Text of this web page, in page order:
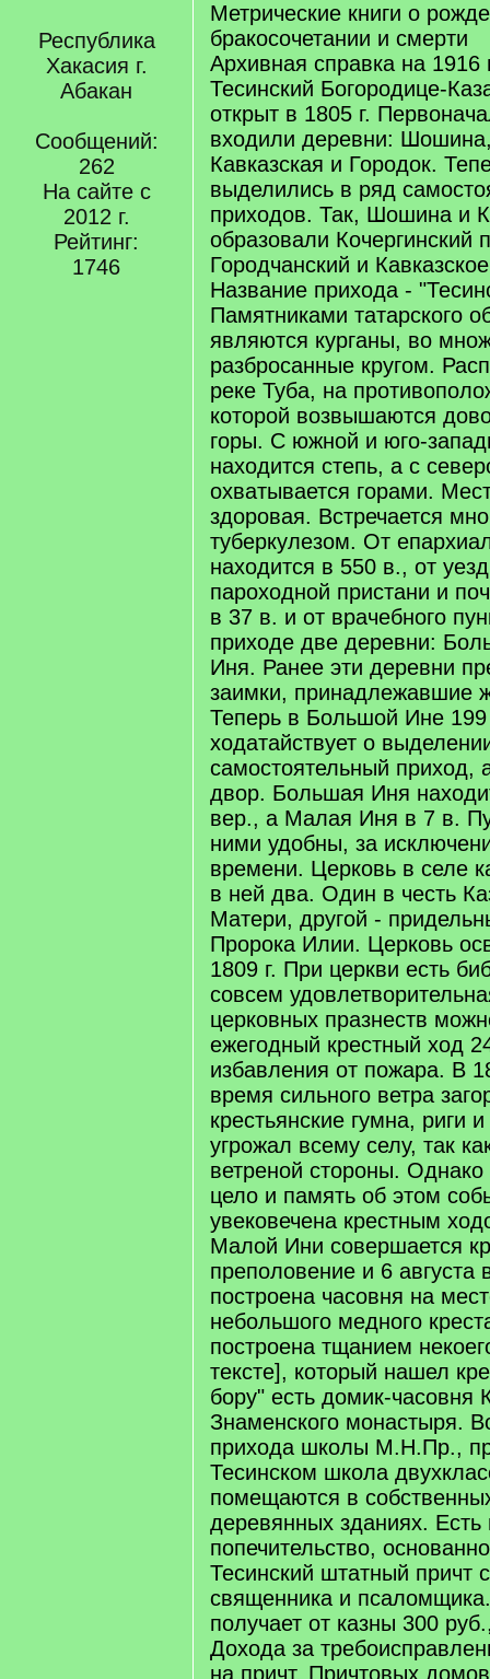
Республика
Хакасия г.
Абакан
Сообщений:
262
На сайте с
2012 г.
Рейтинг:
1746
Метрические книги о
бракосочетании и смерти
Архивная справка на 1916
Тесинский Богородице-
открыт в 1805 г.
входили деревни:
Кавказская и Городок.
выделились в ряд
приходов. Так, Шошина и
образовали Кочергинский
Городчанский и
Название прихода -
Памятниками татарского
являются курганы, во
разбросанные кругом.
реке Туба, на
которой возвышаются
горы. С южной и юго-
находится степь, а с
охватывается горами.
здоровая. Встречается
туберкулезом. От
находится в 550 в., от
пароходной пристани и
в 37 в. и от врачебного
приходе две деревни:
Иня. Ранее эти деревни
заимки, принадлежавшие
Теперь в Большой Ине
ходатайствует о
самостоятельный
двор. Большая Иня
вер., а Малая Иня в 7 в.
ними удобны, за
времени. Церковь в селе
в ней два. Один в честь
Матери, другой -
Пророка Илии. Церковь
1809 г. При церкви есть
совсем
церковных празнеств
ежегодный крестный ход
избавления от пожара. В
время сильного ветра
крестьянские гумна, риги
угрожал всему селу, так
ветреной стороны. Однако
цело и память об этом
увековечена крестным
Малой Ини совершается
преполовение и 6 августа
построена часовня на
небольшого медного
построена тщанием
тексте], который нашел
бору" есть домик-часовня
Знаменского монастыря.
прихода школы М.Н.Пр.,
Тесинском школа
помещаются в
деревянных зданиях. Есть
попечительство,
Тесинский штатный причт
священника и
получает от казны 300
Дохода за
на причт. Причтовых